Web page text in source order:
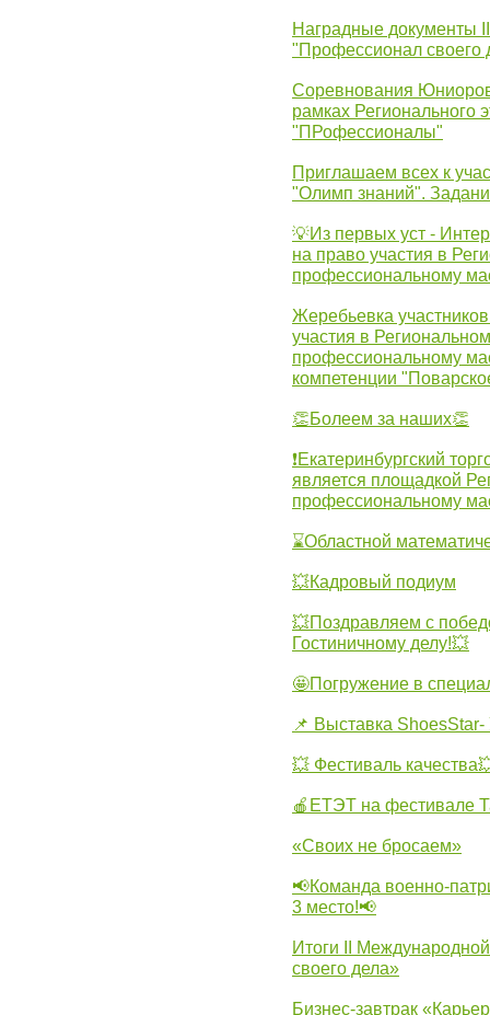
Наградные документы
"Профессионал своего
Соревнования
рамках Регионального
"ПРофессионалы"
Приглашаем всех к
"Олимп знаний".
💡Из первых уст -
на право участия в
профессиональному
Жеребьевка
участия в
профессиональному
компетенции
👏Болеем за наших👏
❗Екатеринбургский
является площадкой
профессиональному
⌛Областной
💥Кадровый подиум
💥Поздравляем с
Гостиничному делу!💥
🤩Погружение в
📌 Выставка ShoesStar-
💥 Фестиваль
🍎ЕТЭТ на фестивале
«Своих не бросаем»
📢Команда военно-
3 место!📢
Итоги II
своего дела»
Бизнес-завтрак